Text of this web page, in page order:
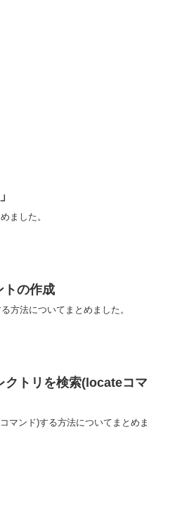
ました。
トの作成
方法についてまとめました。
クトリを検索(locateコマ
マンド)する方法についてまとめま